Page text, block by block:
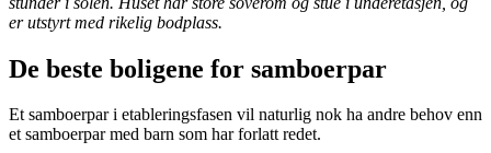
er utstyrt med rikelig bodplass.
De beste boligene for samboerpar
Et samboerpar i etableringsfasen vil naturlig nok ha andre behov enn
et samboerpar med barn som har forlatt redet.